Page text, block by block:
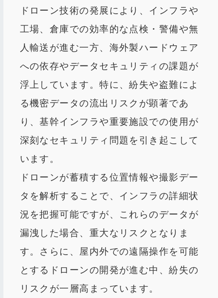
ドローン技術の発展により、インフラや
工場、倉庫での効率的な点検・警備や無
人輸送が進む一方、海外製ハードウェア
への依存やデータセキュリティの課題が
浮上しています。特に、紛失や盗難によ
る機密データの流出リスクが顕著であ
り、基幹インフラや重要施設での使用が
深刻なセキュリティ問題を引き起こして
います。
ドローンが蓄積する位置情報や撮影デー
タを解析することで、インフラの詳細状
況を把握可能ですが、これらのデータが
漏洩した場合、重大なリスクとなりま
す。さらに、屋内外での遠隔操作を可能
とするドローンの開発が進む中、紛失の
リスクが一層高まっています。